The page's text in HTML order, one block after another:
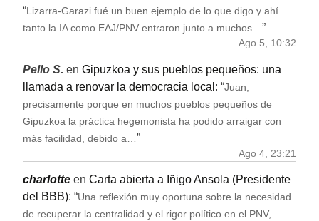
“Lizarra-Garazi fué un buen ejemplo de lo que digo y ahí
tanto la IA como EAJ/PNV entraron junto a muchos… ”
Ago 5, 10:32
Pello S. en Gipuzkoa y sus pueblos pequeños: una
llamada a renovar la democracia local : “Juan,
precisamente porque en muchos pueblos pequeños de
Gipuzkoa la práctica hegemonista ha podido arraigar con
más facilidad, debido a… ”
Ago 4, 23:21
charlotte en Carta abierta a Iñigo Ansola (Presidente
del BBB): “Una reflexión muy oportuna sobre la necesidad
de recuperar la centralidad y el rigor político en el PNV,